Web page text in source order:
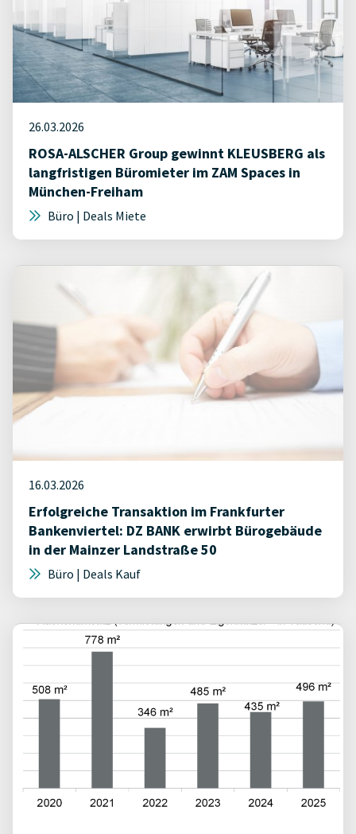
26.03.2026
ROSA-ALSCHER Group gewinnt KLEUSBERG als
langfristigen Büromieter im ZAM Spaces in
München-Freiham
Büro | Deals Miete
16.03.2026
Erfolgreiche Transaktion im Frankfurter
Bankenviertel: DZ BANK erwirbt Bürogebäude
in der Mainzer Landstraße 50
Büro | Deals Kauf